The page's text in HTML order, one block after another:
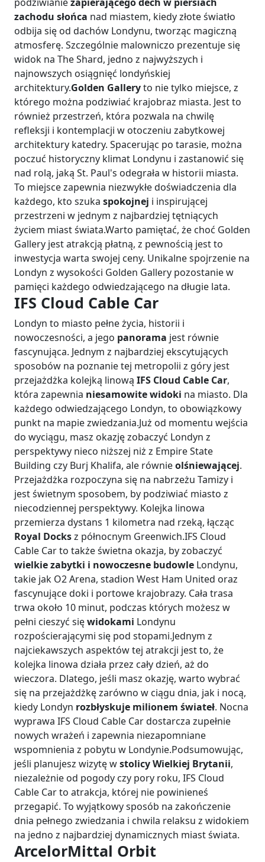
zachodu słońca nad miastem, kiedy złote światło
odbija się od dachów Londynu, tworząc magiczną
atmosferę. Szczególnie malowniczo prezentuje się
widok na The Shard, jedno z najwyższych i
najnowszych osiągnięć londyńskiej
architektury.Golden Galleryto nie tylko miejsce, z
którego można podziwiać krajobraz miasta. Jest to
również przestrzeń, która pozwala na chwilę
refleksji i kontemplacji w otoczeniu zabytkowej
architektury katedry. Spacerując po tarasie, można
poczuć historyczny klimat Londynu i zastanowić się
nad rolą, jaką St. Paul's odegrała w historii miasta.
To miejsce zapewnia niezwykłe doświadczenia dla
każdego, kto szuka spokojnej i inspirującej
przestrzeni w jednym z najbardziej tętniących
życiem miast świata.Warto pamiętać, że choć Golden
Gallery jest atrakcją płatną, z pewnością jest to
inwestycja warta swojej ceny. Unikalne spojrzenie na
Londyn z wysokości Golden Gallery pozostanie w
pamięci każdego odwiedzającego na długie lata.
IFS Cloud Cable Car
Londyn to miasto pełne życia, historii i
nowoczesności, a jego panorama jest równie
fascynująca. Jednym z najbardziej ekscytujących
sposobów na poznanie tej metropolii z góry jest
przejażdżka kolejką linową IFS Cloud Cable Car,
która zapewnia niesamowite widoki na miasto. Dla
każdego odwiedzającego Londyn, to obowiązkowy
punkt na mapie zwiedzania.Już od momentu wejścia
do wyciągu, masz okazję zobaczyć Londyn z
perspektywy nieco niższej niż z Empire State
Building czy Burj Khalifa, ale równieolśniewającej.
Przejażdżka rozpoczyna się na nabrzeżu Tamizy i
jest świetnym sposobem, by podziwiać miasto z
niecodziennej perspektywy. Kolejka linowa
przemierza dystans 1 kilometra nad rzeką, łącząc
Royal Docksz północnym Greenwich.IFS Cloud
Cable Car to także świetna okazja, by zobaczyć
wielkie zabytki i nowoczesne budowle Londynu,
takie jak O2 Arena, stadion West Ham United oraz
fascynujące doki i portowe krajobrazy. Cała trasa
trwa około 10 minut, podczas których możesz w
pełni cieszyć sięwidokami Londynu
rozpościerającymi się pod stopami.Jednym z
najciekawszych aspektów tej atrakcji jest to, że
kolejka linowa działa przez cały dzień, aż do
wieczora. Dlatego, jeśli masz okazję, warto wybrać
się na przejażdżkę zarówno w ciągu dnia, jak i nocą,
kiedy Londyn rozbłyskuje milionem świateł. Nocna
wyprawa IFS Cloud Cable Car dostarcza zupełnie
nowych wrażeń i zapewnia niezapomniane
wspomnienia z pobytu w Londynie.Podsumowując,
jeśli planujesz wizytę wstolicy Wielkiej Brytanii,
niezależnie od pogody czy pory roku, IFS Cloud
Cable Car to atrakcja, której nie powinieneś
przegapić. To wyjątkowy sposób na zakończenie
dnia pełnego zwiedzania i chwila relaksu z widokiem
na jedno z najbardziej dynamicznych miast świata.
ArcelorMittal Orbit